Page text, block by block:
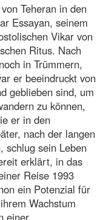
Teheran in den
Essayan, seinem
Vikar von
Ritus. Nach
in Trümmern,
er beeindruckt von
geblieben sind, um
zu können,
er in den
nach der langen
schlug sein Leben
erklärt, in das
Reise 1993
ein Potenzial für
Wachstum
einer